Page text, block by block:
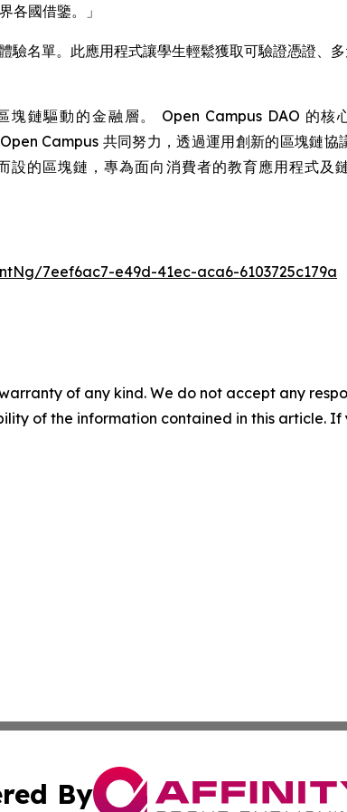
各國借鑒。」
驗名單。此應用程式讓學生輕鬆獲取可驗證憑證、多
鏈驅動的金融層。 Open Campus DAO 的核
Campus 共同努力，透過運用創新的區塊鏈
的區塊鏈，專為面向消費者的教育應用程式及
7eef6ac7-e49d-41ec-aca6-6103725c179a
of any kind. We do not accept any
of the information contained in this article.
By